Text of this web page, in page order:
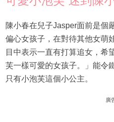
陳小春在兒子Jasper面前是個
偏心女孩子，在對待其他女萌
目中表示一直有打算追女，希
芙一樣可愛的女孩子。」能令
只有小泡芙這個小公主。
廣